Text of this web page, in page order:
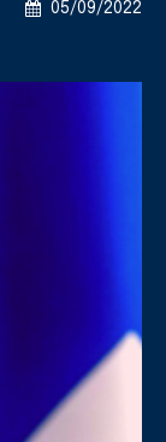
05/09/2022